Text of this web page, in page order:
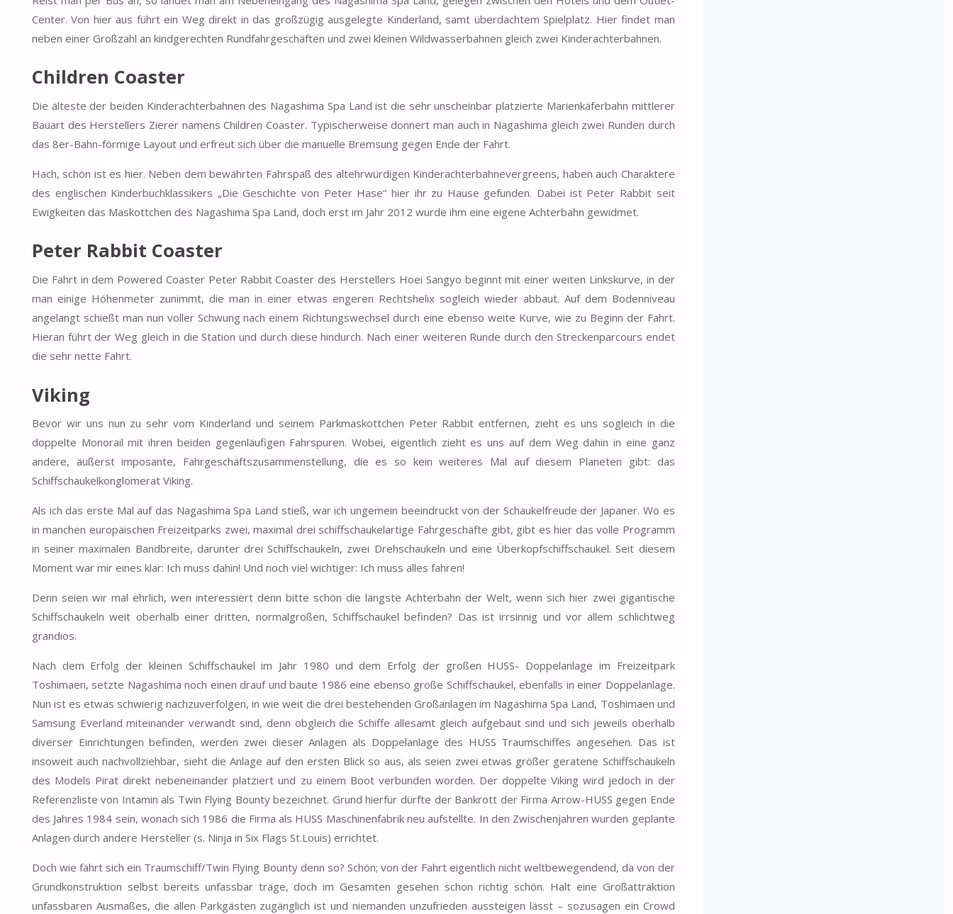
Center. Von hier aus führt ein Weg direkt in das großzügig ausgelegte Kinderland, samt überdachtem Spielplatz. Hier findet man
neben einer Großzahl an kindgerechten Rundfahrgeschäften und zwei kleinen Wildwasserbahnen gleich zwei Kinderachterbahnen.
Children Coaster
Die älteste der beiden Kinderachterbahnen des Nagashima Spa Land ist die sehr unscheinbar platzierte Marienkäferbahn mittlerer
Bauart des Herstellers Zierer namens Children Coaster. Typischerweise donnert man auch in Nagashima gleich zwei Runden durch
das 8er-Bahn-förmige Layout und erfreut sich über die manuelle Bremsung gegen Ende der Fahrt.
Hach, schön ist es hier. Neben dem bewährten Fahrspaß des altehrwürdigen Kinderachterbahnevergreens, haben auch Charaktere
des englischen Kinderbuchklassikers „Die Geschichte von Peter Hase“ hier ihr zu Hause gefunden. Dabei ist Peter Rabbit seit
Ewigkeiten das Maskottchen des Nagashima Spa Land, doch erst im Jahr 2012 wurde ihm eine eigene Achterbahn gewidmet.
Peter Rabbit Coaster
Die Fahrt in dem Powered Coaster Peter Rabbit Coaster des Herstellers Hoei Sangyo beginnt mit einer weiten Linkskurve, in der
man einige Höhenmeter zunimmt, die man in einer etwas engeren Rechtshelix sogleich wieder abbaut. Auf dem Bodenniveau
angelangt schießt man nun voller Schwung nach einem Richtungswechsel durch eine ebenso weite Kurve, wie zu Beginn der Fahrt.
Hieran führt der Weg gleich in die Station und durch diese hindurch. Nach einer weiteren Runde durch den Streckenparcours endet
die sehr nette Fahrt.
Viking
Bevor wir uns nun zu sehr vom Kinderland und seinem Parkmaskottchen Peter Rabbit entfernen, zieht es uns sogleich in die
doppelte Monorail mit ihren beiden gegenläufigen Fahrspuren. Wobei, eigentlich zieht es uns auf dem Weg dahin in eine ganz
andere, äußerst imposante, Fahrgeschäftszusammenstellung, die es so kein weiteres Mal auf diesem Planeten gibt: das
Schiffschaukelkonglomerat Viking.
Als ich das erste Mal auf das Nagashima Spa Land stieß, war ich ungemein beeindruckt von der Schaukelfreude der Japaner. Wo es
in manchen europäischen Freizeitparks zwei, maximal drei schiffschaukelartige Fahrgeschäfte gibt, gibt es hier das volle Programm
in seiner maximalen Bandbreite, darunter drei Schiffschaukeln, zwei Drehschaukeln und eine Überkopfschiffschaukel. Seit diesem
Moment war mir eines klar: Ich muss dahin! Und noch viel wichtiger: Ich muss alles fahren!
Denn seien wir mal ehrlich, wen interessiert denn bitte schön die längste Achterbahn der Welt, wenn sich hier zwei gigantische
Schiffschaukeln weit oberhalb einer dritten, normalgroßen, Schiffschaukel befinden? Das ist irrsinnig und vor allem schlichtweg
grandios.
Nach dem Erfolg der kleinen Schiffschaukel im Jahr 1980 und dem Erfolg der großen HUSS- Doppelanlage im Freizeitpark
Toshimaen, setzte Nagashima noch einen drauf und baute 1986 eine ebenso große Schiffschaukel, ebenfalls in einer Doppelanlage.
Nun ist es etwas schwierig nachzuverfolgen, in wie weit die drei bestehenden Großanlagen im Nagashima Spa Land, Toshimaen und
Samsung Everland miteinander verwandt sind, denn obgleich die Schiffe allesamt gleich aufgebaut sind und sich jeweils oberhalb
diverser Einrichtungen befinden, werden zwei dieser Anlagen als Doppelanlage des HUSS Traumschiffes angesehen. Das ist
insoweit auch nachvollziehbar, sieht die Anlage auf den ersten Blick so aus, als seien zwei etwas größer geratene Schiffschaukeln
des Models Pirat direkt nebeneinander platziert und zu einem Boot verbunden worden. Der doppelte Viking wird jedoch in der
Referenzliste von Intamin als Twin Flying Bounty bezeichnet. Grund hierfür dürfte der Bankrott der Firma Arrow-HUSS gegen Ende
des Jahres 1984 sein, wonach sich 1986 die Firma als HUSS Maschinenfabrik neu aufstellte. In den Zwischenjahren wurden geplante
Anlagen durch andere Hersteller (s. Ninja in Six Flags St.Louis) errichtet.
Doch wie fährt sich ein Traumschiff/Twin Flying Bounty denn so? Schön; von der Fahrt eigentlich nicht weltbewegendend, da von der
Grundkonstruktion selbst bereits unfassbar träge, doch im Gesamten gesehen schon richtig schön. Halt eine Großattraktion
unfassbaren Ausmaßes, die allen Parkgästen zugänglich ist und niemanden unzufrieden aussteigen lässt – sozusagen ein Crowd